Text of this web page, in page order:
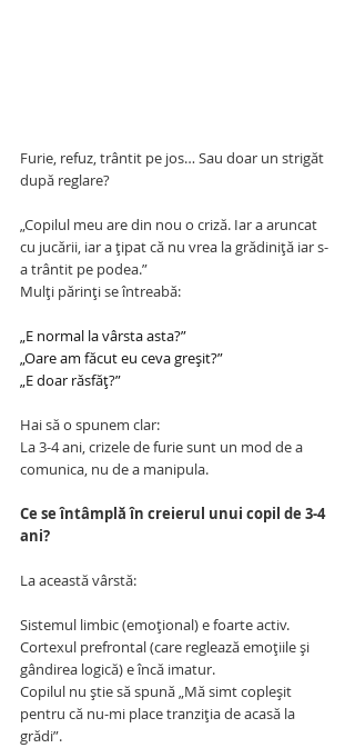
Furie, refuz, trântit pe jos… Sau doar un strigăt
după reglare?
„Copilul meu are din nou o criză. Iar a aruncat
cu jucării, iar a țipat că nu vrea la grădiniță iar s-
a trântit pe podea.”
Mulți părinți se întreabă:
„E normal la vârsta asta?”
„Oare am făcut eu ceva greșit?”
„E doar răsfăț?”
Hai să o spunem clar:
La 3-4 ani, crizele de furie sunt un mod de a
comunica, nu de a manipula.
Ce se întâmplă în creierul unui copil de 3-4
ani?
La această vârstă:
Sistemul limbic (emoțional) e foarte activ.
Cortexul prefrontal (care reglează emoțiile și
gândirea logică) e încă imatur.
Copilul nu știe să spună „Mă simt copleșit
pentru că nu-mi place tranziția de acasă la
grădi”.